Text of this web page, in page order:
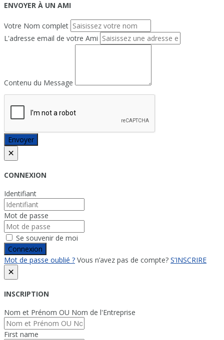
ENVOYER À UN AMI
Votre Nom complet
L'adresse email de votre Ami
Contenu du Message
Envoyer
×
CONNEXION
Identifiant
Mot de passe
Se souvenir de moi
Connexion
Mot de passe oublié ? Vous n’avez pas de compte? S’INSCRIRE
×
INSCRIPTION
Nom et Prénom OU Nom de l'Entreprise
First name